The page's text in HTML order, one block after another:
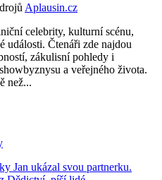
Aplausin.cz
celebrity, kulturní scénu,
události. Čtenáři zde najdou
zákulisní pohledy i
a veřejného života.
než...
Jan ukázal svou partnerku.